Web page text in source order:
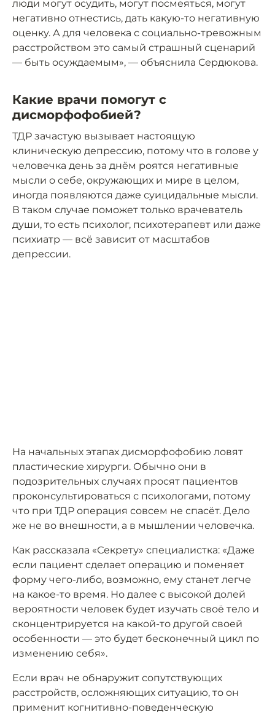
люди могут осудить, могут посмеяться, могут
негативно отнестись, дать какую-то негативную
оценку. А для человека с социально-тревожным
расстройством это самый страшный сценарий
— быть осуждаемым», — объяснила Сердюкова.
Какие врачи помогут с
дисморфофобией?
ТДР зачастую вызывает настоящую
клиническую депрессию, потому что в голове у
человечка день за днём роятся негативные
мысли о себе, окружающих и мире в целом,
иногда появляются даже суицидальные мысли.
В таком случае поможет только врачеватель
души, то есть психолог, психотерапевт или даже
психиатр — всё зависит от масштабов
депрессии.
На начальных этапах дисморфофобию ловят
пластические хирурги. Обычно они в
подозрительных случаях просят пациентов
проконсультироваться с психологами, потому
что при ТДР операция совсем не спасёт. Дело
же не во внешности, а в мышлении человечка.
Как рассказала «Секрету» специалистка: «Даже
если пациент сделает операцию и поменяет
форму чего-либо, возможно, ему станет легче
на какое-то время. Но далее с высокой долей
вероятности человек будет изучать своё тело и
сконцентрируется на какой-то другой своей
особенности — это будет бесконечный цикл по
изменению себя».
Если врач не обнаружит сопутствующих
расстройств, осложняющих ситуацию, то он
применит когнитивно-поведенческую